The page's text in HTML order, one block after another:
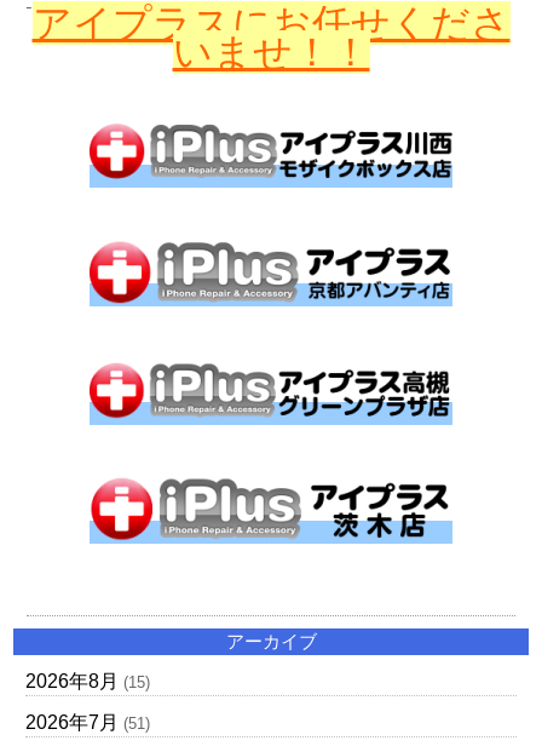
アイプラスに お任せくださ
いませ！！
アーカイブ
2026年8月 (15)
2026年7月 (51)